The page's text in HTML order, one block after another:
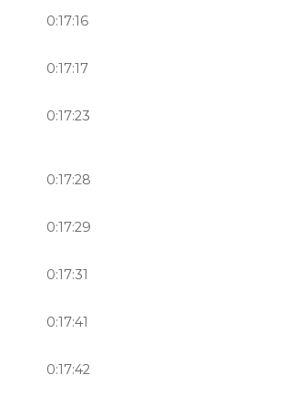
0:17:16
0:17:17
0:17:23
0:17:28
0:17:29
0:17:31
0:17:41
0:17:42